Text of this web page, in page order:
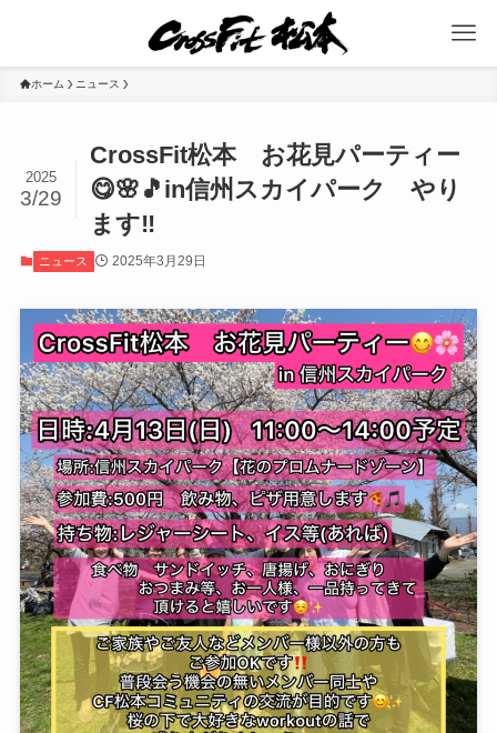
ホーム ニュース
CrossFit松本 お花見パーティー
😋🌸🎵in信州スカイパーク やり
ます‼️
2025
3/29
ニュース 2025年3月29日